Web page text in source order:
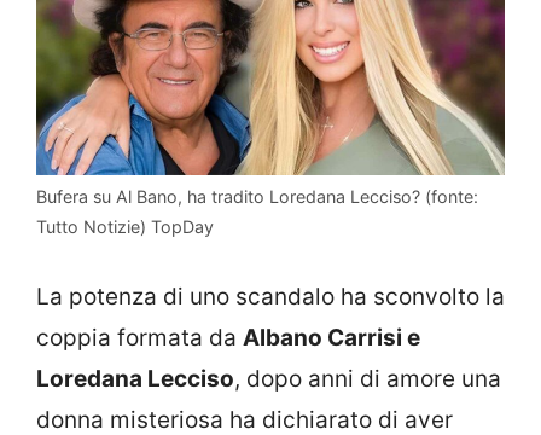
Bufera su Al Bano, ha tradito Loredana Lecciso? (fonte:
Tutto Notizie) TopDay
La potenza di uno scandalo ha sconvolto la
coppia formata da Albano Carrisi e
Loredana Lecciso, dopo anni di amore una
donna misteriosa ha dichiarato di aver